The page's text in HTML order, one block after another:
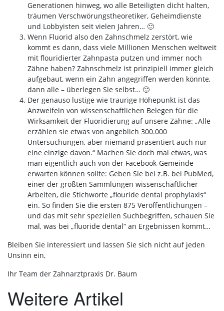
Generationen hinweg, wo alle Beteiligten dicht halten,
träumen Verschwörungstheoretiker, Geheimdienste
und Lobbyisten seit vielen Jahren… 🙂
Wenn Fluorid also den Zahnschmelz zerstört, wie
kommt es dann, dass viele Millionen Menschen weltweit
mit flouridierter Zahnpasta putzen und immer noch
Zähne haben? Zahnschmelz ist prinzipiell immer gleich
aufgebaut, wenn ein Zahn angegriffen werden könnte,
dann alle – überlegen Sie selbst… 🙂
Der genauso lustige wie traurige Höhepunkt ist das
Anzweifeln von wissenschaftlichen Belegen für die
Wirksamkeit der Fluoridierung auf unsere Zähne: „Alle
erzählen sie etwas von angeblich 300.000
Untersuchungen, aber niemand präsentiert auch nur
eine einzige davon.“ Machen Sie doch mal etwas, was
man eigentlich auch von der Facebook-Gemeinde
erwarten können sollte: Geben Sie bei z.B. bei PubMed,
einer der größten Sammlungen wissenschaftlicher
Arbeiten, die Stichworte „flouride dental prophylaxis“
ein. So finden Sie die ersten 875 Veröffentlichungen –
und das mit sehr speziellen Suchbegriffen, schauen Sie
mal, was bei „fluoride dental“ an Ergebnissen kommt…
Bleiben Sie interessiert und lassen Sie sich nicht auf jeden
Unsinn ein,
Ihr Team der Zahnarztpraxis Dr. Baum
Weitere Artikel